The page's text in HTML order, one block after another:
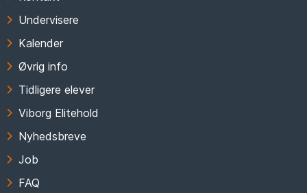
Undervisere
Kalender
Øvrig info
Tidligere elever
Viborg Elitehold
Nyhedsbreve
Job
FAQ